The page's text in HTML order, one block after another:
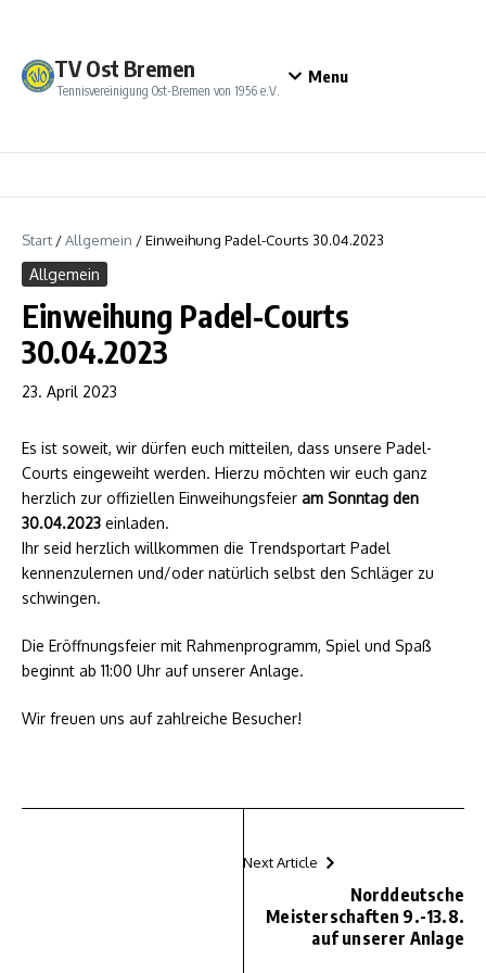
TV Ost Bremen
Tennisvereinigung Ost-Bremen von 1956 e.V.
Menu
Start /Allgemein /Einweihung Padel-Courts 30.04.2023
Allgemein
Einweihung Padel-Courts
30.04.2023
23. April 2023
Es ist soweit, wir dürfen euch mitteilen, dass unsere Padel-
Courts eingeweiht werden. Hierzu möchten wir euch ganz
herzlich zur offiziellen Einweihungsfeier am Sonntag den
30.04.2023 einladen.
Ihr seid herzlich willkommen die Trendsportart Padel
kennenzulernen und/oder natürlich selbst den Schläger zu
schwingen.
Die Eröffnungsfeier mit Rahmenprogramm, Spiel und Spaß
beginnt ab 11:00 Uhr auf unserer Anlage.
Wir freuen uns auf zahlreiche Besucher!
Next Article
Norddeutsche
Meisterschaften 9.-13.8.
auf unserer Anlage